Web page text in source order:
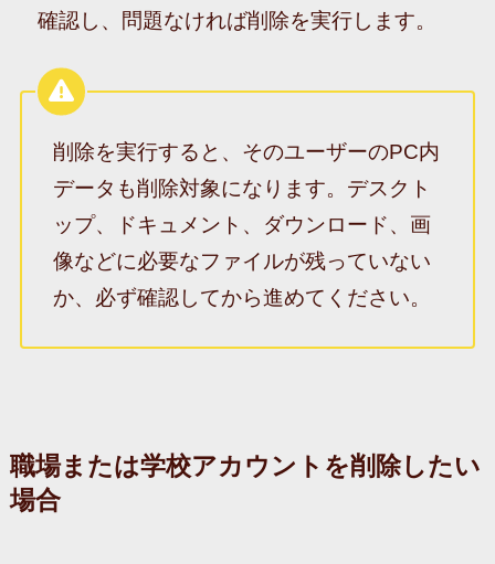
確認し、問題なければ削除を実行します。
削除を実行すると、そのユーザーのPC内
データも削除対象になります。デスクト
ップ、ドキュメント、ダウンロード、画
像などに必要なファイルが残っていない
か、必ず確認してから進めてください。
職場または学校アカウントを削除したい
場合